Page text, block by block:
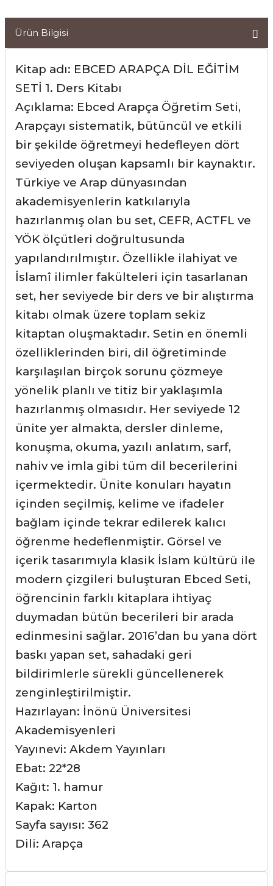
Ürün Bilgisi
Kitap adı: EBCED ARAPÇA DİL EĞİTİM
SETİ 1. Ders Kitabı
Açıklama: Ebced Arapça Öğretim Seti,
Arapçayı sistematik, bütüncül ve etkili
bir şekilde öğretmeyi hedefleyen dört
seviyeden oluşan kapsamlı bir kaynaktır.
Türkiye ve Arap dünyasından
akademisyenlerin katkılarıyla
hazırlanmış olan bu set, CEFR, ACTFL ve
YÖK ölçütleri doğrultusunda
yapılandırılmıştır. Özellikle ilahiyat ve
İslamî ilimler fakülteleri için tasarlanan
set, her seviyede bir ders ve bir alıştırma
kitabı olmak üzere toplam sekiz
kitaptan oluşmaktadır. Setin en önemli
özelliklerinden biri, dil öğretiminde
karşılaşılan birçok sorunu çözmeye
yönelik planlı ve titiz bir yaklaşımla
hazırlanmış olmasıdır. Her seviyede 12
ünite yer almakta, dersler dinleme,
konuşma, okuma, yazılı anlatım, sarf,
nahiv ve imla gibi tüm dil becerilerini
içermektedir. Ünite konuları hayatın
içinden seçilmiş, kelime ve ifadeler
bağlam içinde tekrar edilerek kalıcı
öğrenme hedeflenmiştir. Görsel ve
içerik tasarımıyla klasik İslam kültürü ile
modern çizgileri buluşturan Ebced Seti,
öğrencinin farklı kitaplara ihtiyaç
duymadan bütün becerileri bir arada
edinmesini sağlar. 2016’dan bu yana dört
baskı yapan set, sahadaki geri
bildirimlerle sürekli güncellenerek
zenginleştirilmiştir.
Hazırlayan: İnönü Üniversitesi
Akademisyenleri
Yayınevi: Akdem Yayınları
Ebat: 22*28
Kağıt: 1. hamur
Kapak: Karton
Sayfa sayısı: 362
Dili: Arapça